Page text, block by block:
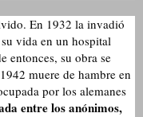
En 1932 la invadió
vida en un hospital
entonces, su obra se
muere de hambre en
por los alemanes
entre los anónimos,